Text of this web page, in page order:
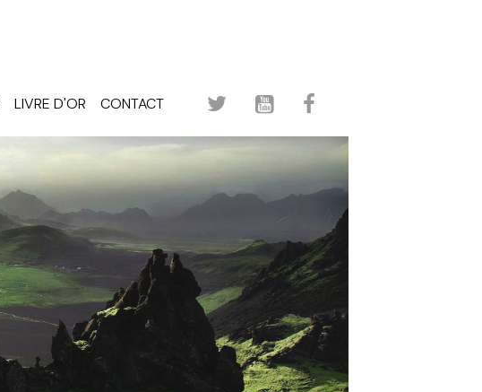
LIVRE D'OR CONTACT